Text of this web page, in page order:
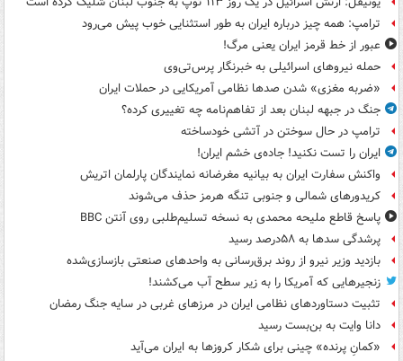
ترامپ: همه چیز درباره ایران به طور استثنایی خوب پیش می‌رود
عبور از خط قرمز ایران یعنی مرگ!
حمله نیروهای اسرائیلی به خبرنگار پرس‌تی‌وی
«ضربه مغزی» شدن صدها نظامی آمریکایی در حملات ایران
جنگ در جبهه لبنان بعد از تفاهم‌نامه چه تغییری کرده؟
ترامپ در حال سوختن در آتشی خودساخته
ایران را تست نکنید! جاده‌ی خشم ایران!
واکنش سفارت ایران به بیانیه مغرضانه نمایندگان پارلمان اتریش
کریدورهای شمالی و جنوبی تنگه هرمز حذف می‌شوند
پاسخ قاطع ملیحه محمدی به نسخه تسلیم‌طلبی روی آنتن BBC
پرشدگی سدها به ۵۸درصد رسید
بازدید وزیر نیرو از روند برق‌رسانی به واحدهای صنعتی بازسازی‌شده
زنجیرهایی که آمریکا را به زیر سطح آب می‌کشند!
تثبیت دستاوردهای نظامی ایران در مرزهای غربی در سایه جنگ رمضان
دانا وایت به بن‌بست رسید
«کمانِ پرنده» چینی برای شکار کروزها به ایران می‌آید